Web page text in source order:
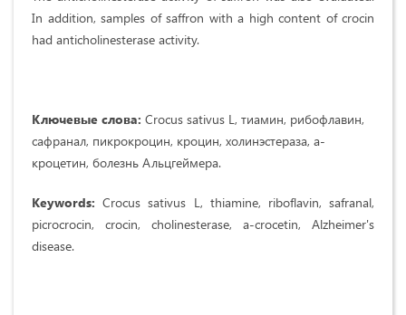
In addition, samples of saffron with a high content of crocin
had anticholinesterase activity.
Ключевые слова: Crocus sativus L, тиамин, рибофлавин,
сафранал, пикрокроцин, кроцин, холинэстераза, a-
кроцетин, болезнь Альцгеймера.
Keywords:Crocus sativus L, thiamine, riboflavin, safranal,
picrocrocin, crocin, cholinesterase, a-crocetin, Alzheimer's
disease.